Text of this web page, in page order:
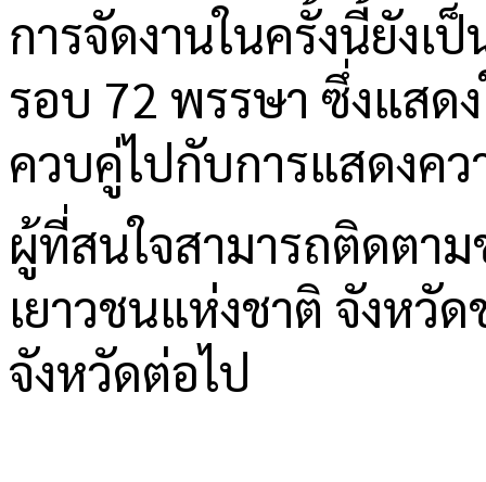
การจัดงานในครั้งนี้ยังเ
รอบ 72 พรรษา ซึ่งแสด
ควบคู่ไปกับการแสดงค
ผู้ที่สนใจสามารถติดตาม
เยาวชนแห่งชาติ จังหวั
จังหวัดต่อไป